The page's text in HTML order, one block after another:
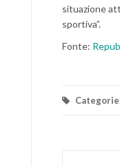
situazione
sportiva”.
Fonte: